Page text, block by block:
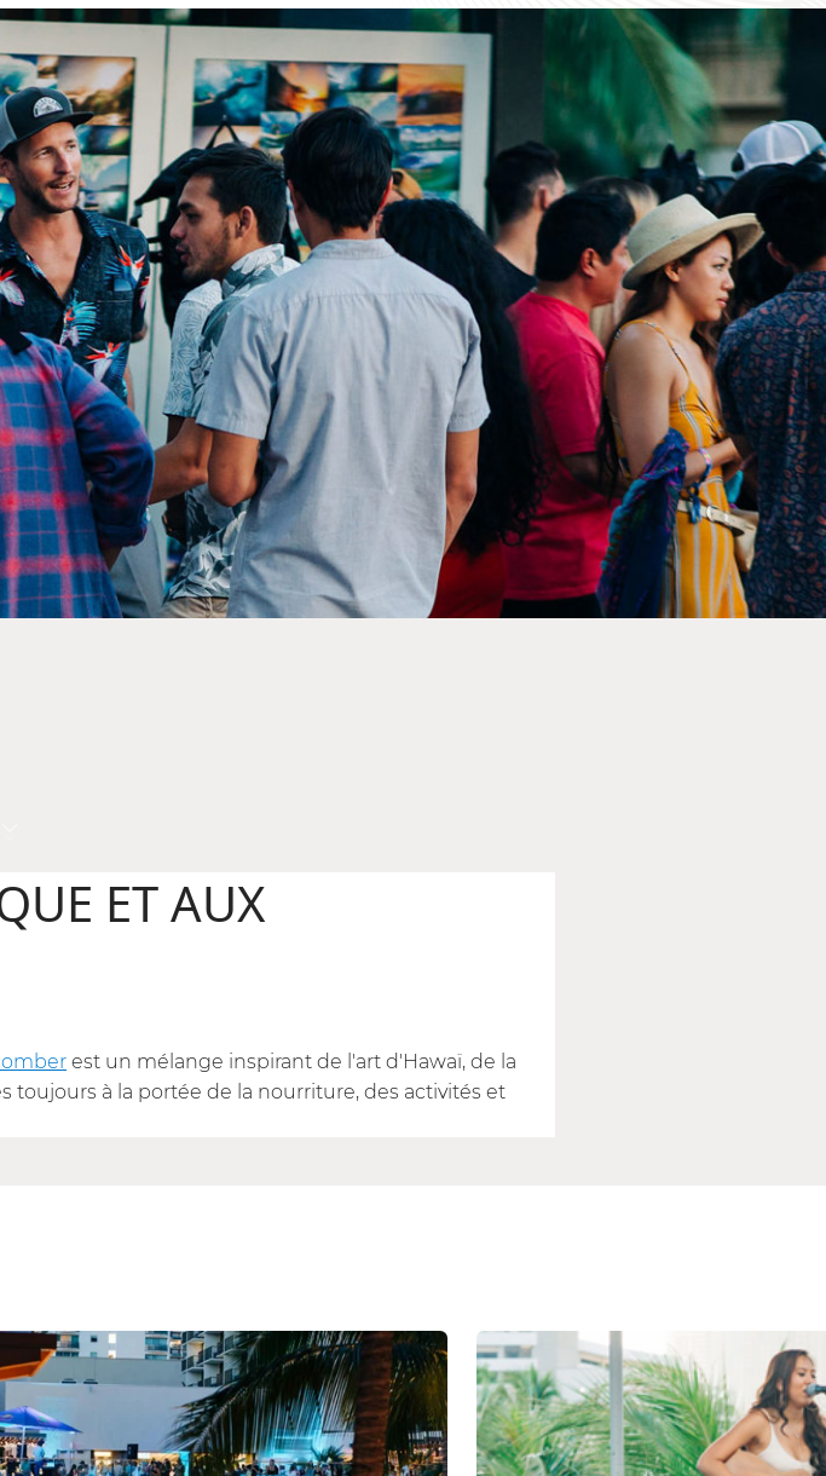
ET AUX
est un mélange inspirant de l'art d'Hawaï, de la
toujours à la portée de la nourriture, des activités et